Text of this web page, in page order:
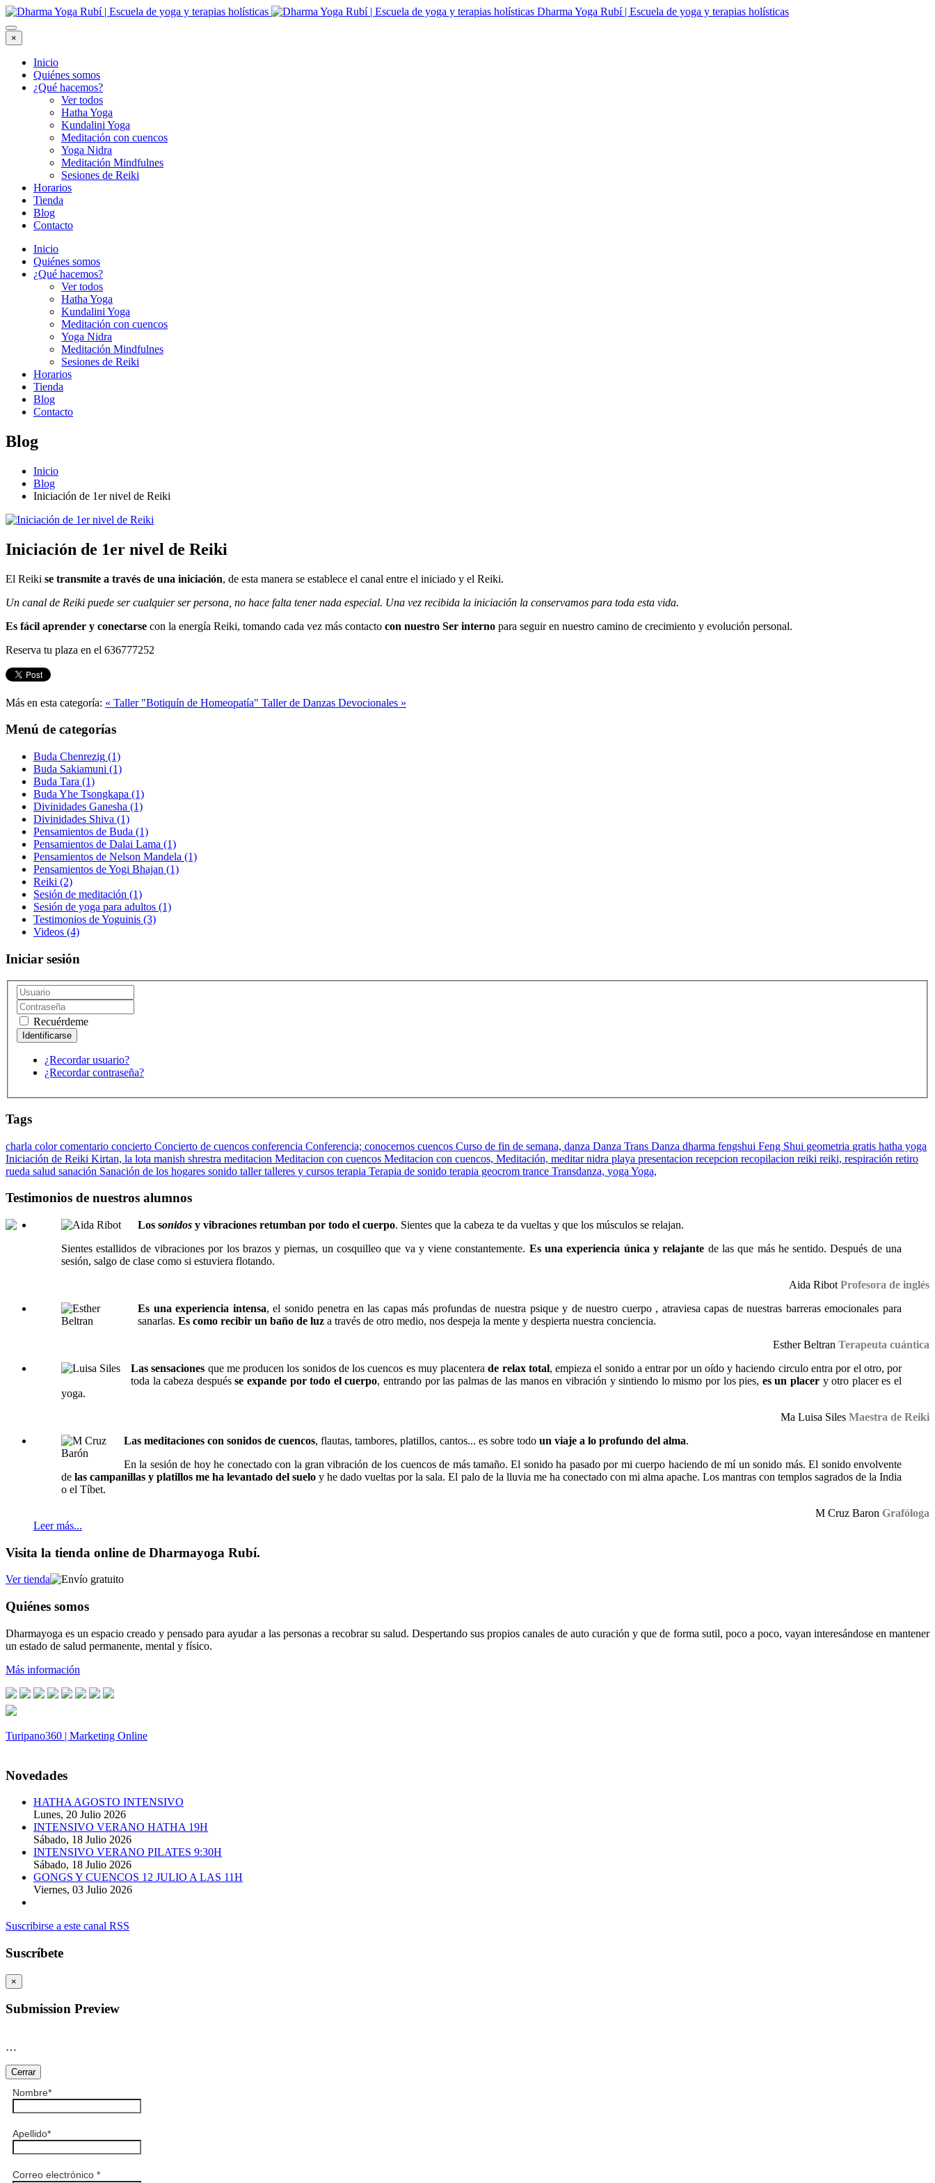
Dharma Yoga Rubí | Escuela de yoga y terapias holísticas
×
Inicio
Quiénes somos
¿Qué hacemos?
Ver todos
Hatha Yoga
Kundalini Yoga
Meditación con cuencos
Yoga Nidra
Meditación Mindfulnes
Sesiones de Reiki
Horarios
Tienda
Blog
Contacto
Inicio
Quiénes somos
¿Qué hacemos?
Ver todos
Hatha Yoga
Kundalini Yoga
Meditación con cuencos
Yoga Nidra
Meditación Mindfulnes
Sesiones de Reiki
Horarios
Tienda
Blog
Contacto
Blog
Inicio
Blog
Iniciación de 1er nivel de Reiki
Iniciación de 1er nivel de Reiki
El Reiki se transmite a través de una iniciación, de esta manera se establece el canal entre el iniciado y el Reiki.
Un canal de Reiki puede ser cualquier ser persona, no hace falta tener nada especial. Una vez recibida la iniciación la conservamos para toda esta vida.
Es fácil aprender y conectarse con la energía Reiki, tomando cada vez más contacto con nuestro Ser interno para seguir en nuestro camino de crecimiento y evolución personal.
Reserva tu plaza en el 636777252
Más en esta categoría: « Taller "Botiquín de Homeopatía" Taller de Danzas Devocionales »
Menú de categorías
Buda Chenrezig (1)
Buda Sakiamuni (1)
Buda Tara (1)
Buda Yhe Tsongkapa (1)
Divinidades Ganesha (1)
Divinidades Shiva (1)
Pensamientos de Buda (1)
Pensamientos de Dalai Lama (1)
Pensamientos de Nelson Mandela (1)
Pensamientos de Yogi Bhajan (1)
Reiki (2)
Sesión de meditación (1)
Sesión de yoga para adultos (1)
Testimonios de Yoguinis (3)
Videos (4)
Iniciar sesión
Recuérdeme
¿Recordar usuario?
¿Recordar contraseña?
Tags
charla colorcomentario concierto Concierto de cuencos conferencia Conferencia; conocernos cuencos Curso de fin de semana, danza Danza Trans Danza dharma fengshui Feng Shui geometria gratis hatha yoga
Iniciación de Reiki Kirtan, la lota manish shrestra meditacion Meditacion con cuencos Meditacion con cuencos, Meditación, meditarnidra playa presentacion recepcion recopilacion reiki reiki, respiración retiro
rueda salud sanación Sanación de los hogares sonido tallertalleres y cursos terapia Terapia de sonido terapia geocrom trance Transdanza, yoga Yoga,
Testimonios de nuestros alumnos
Los sonidos y vibraciones retumban por todo el cuerpo. Sientes que la cabeza te da vueltas y que los músculos se relajan.
Sientes estallidos de vibraciones por los brazos y piernas, un cosquilleo que va y viene constantemente. Es una experiencia única y relajante de las que más he sentido. Después de una
sesión, salgo de clase como si estuviera flotando.
Aida Ribot Profesora de inglés
Es una experiencia intensa, el sonido penetra en las capas más profundas de nuestra psique y de nuestro cuerpo , atraviesa capas de nuestras barreras emocionales para
sanarlas. Es como recibir un baño de luz a través de otro medio, nos despeja la mente y despierta nuestra conciencia.
Esther Beltran Terapeuta cuántica
Las sensaciones que me producen los sonidos de los cuencos es muy placenterade relax total, empieza el sonido a entrar por un oído y haciendo circulo entra por el otro, por
toda la cabeza despuésse expande por todo el cuerpo, entrando por las palmas de las manos en vibración y sintiendo lo mismo por los pies, es un placer y otro placer es el
yoga.
Ma Luisa Siles Maestra de Reiki
Las meditaciones con sonidos de cuencos, flautas, tambores, platillos, cantos... es sobre todo un viaje a lo profundo del alma.
En la sesión de hoy he conectado con la gran vibración de los cuencos de más tamaño. El sonido ha pasado por mi cuerpo haciendo de mí un sonido más. El sonido envolvente
delas campanillas y platillos me ha levantado del suelo y he dado vueltas por la sala. El palo de la lluvia me ha conectado con mi alma apache. Los mantras con templos sagrados de la India
o el Tíbet.
M Cruz Baron Grafóloga
Leer más...
Visita la tienda online de Dharmayoga Rubí.
Ver tienda
Quiénes somos
Dharmayoga es un espacio creado y pensado para ayudar a las personas a recobrar su salud. Despertando sus propios canales de auto curación y que de forma sutil, poco a poco, vayan interesándose en mantener
un estado de salud permanente, mental y físico.
Más información
Turipano360 | Marketing Online
Novedades
HATHA AGOSTO INTENSIVO
Lunes, 20 Julio 2026
INTENSIVO VERANO HATHA 19H
Sábado, 18 Julio 2026
INTENSIVO VERANO PILATES 9:30H
Sábado, 18 Julio 2026
GONGS Y CUENCOS 12 JULIO A LAS 11H
Viernes, 03 Julio 2026
Suscribirse a este canal RSS
Suscríbete
×
Submission Preview
…
Cerrar
Nombre*
Apellido*
Correo electrónico *